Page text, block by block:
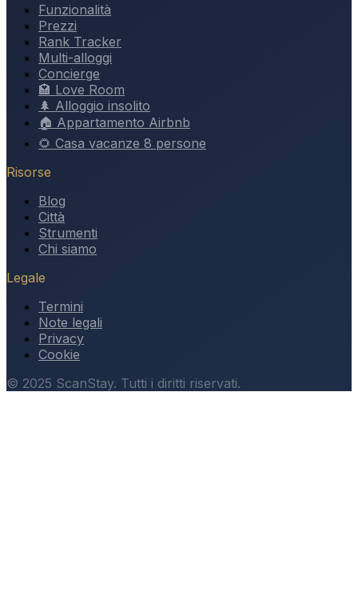
Funzionalità
Prezzi
Rank Tracker
Multi-alloggi
Concierge
🏩 Love Room
🌲 Alloggio insolito
🏠 Appartamento Airbnb
🌻 Casa vacanze 8 persone
Risorse
Blog
Città
Strumenti
Chi siamo
Legale
Termini
Note legali
Privacy
Cookie
© 2025 ScanStay. Tutti i diritti riservati.